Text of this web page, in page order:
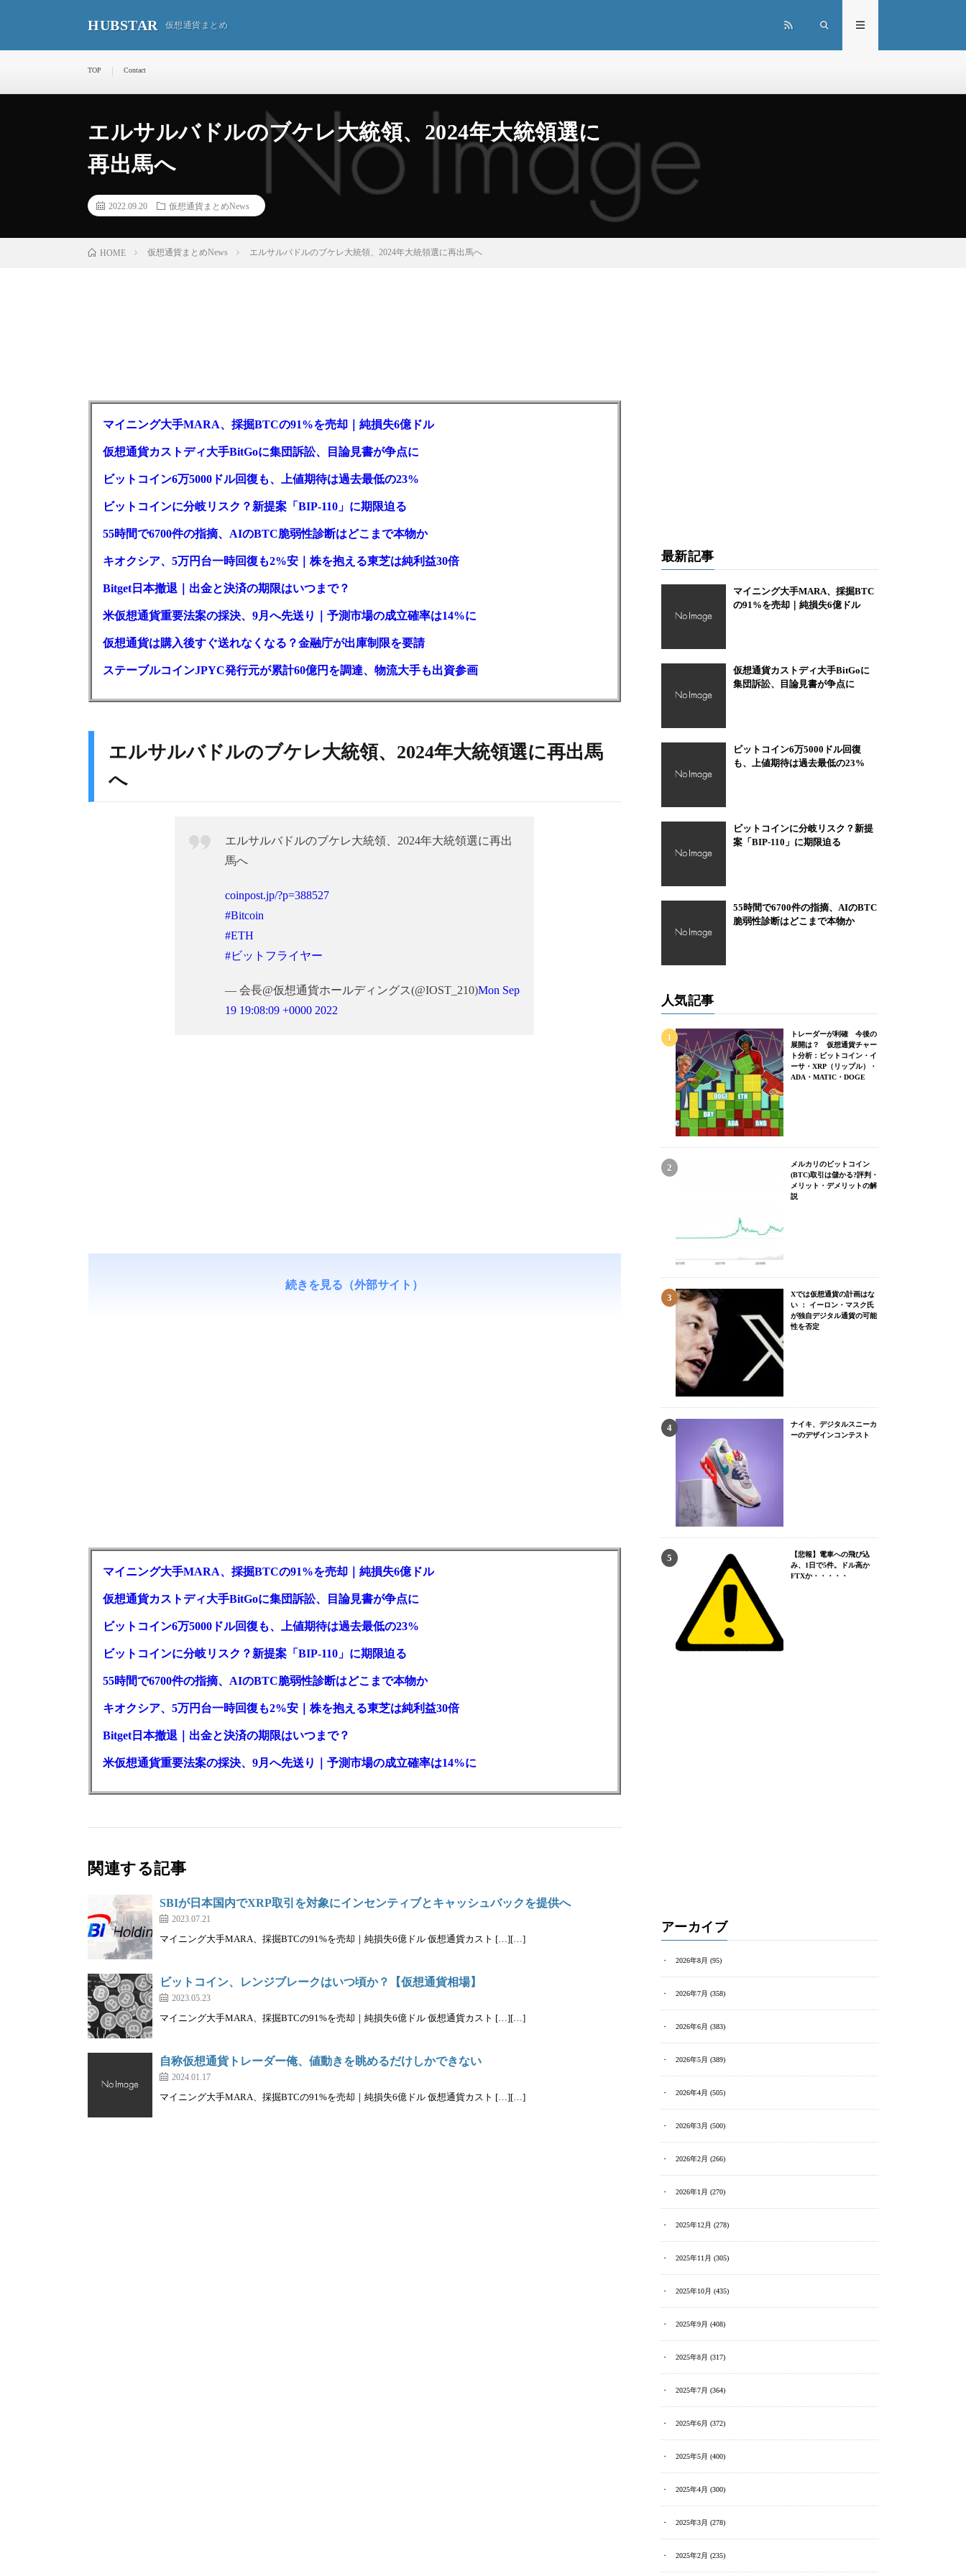
HUBSTAR 仮想通貨まとめ
TOP Contact
エルサルバドルのブケレ大統領、2024年大統領選に
再出馬へ
2022.09.20 仮想通貨まとめNews
HOME 仮想通貨まとめNews エルサルバドルのブケレ大統領、2024年大統領選に再出馬へ
マイニング大手MARA、採掘BTCの91%を売却｜純損失6億ドル
仮想通貨カストディ大手BitGoに集団訴訟、目論見書が争点に
ビットコイン6万5000ドル回復も、上値期待は過去最低の23%
ビットコインに分岐リスク？新提案「BIP-110」に期限迫る
55時間で6700件の指摘、AIのBTC脆弱性診断はどこまで本物か
キオクシア、5万円台一時回復も2%安｜株を抱える東芝は純利益30倍
Bitget日本撤退｜出金と決済の期限はいつまで？
米仮想通貨重要法案の採決、9月へ先送り｜予測市場の成立確率は14%に
仮想通貨は購入後すぐ送れなくなる？金融庁が出庫制限を要請
ステーブルコインJPYC発行元が累計60億円を調達、物流大手も出資参画
エルサルバドルのブケレ大統領、2024年大統領選に再出馬
へ
エルサルバドルのブケレ大統領、2024年大統領選に再出
馬へ
coinpost.jp/?p=388527
#Bitcoin
#ETH
#ビットフライヤー
— 会長@仮想通貨ホールディングス(@IOST_210)Mon Sep
19 19:08:09 +0000 2022
続きを見る（外部サイト）
マイニング大手MARA、採掘BTCの91%を売却｜純損失6億ドル
仮想通貨カストディ大手BitGoに集団訴訟、目論見書が争点に
ビットコイン6万5000ドル回復も、上値期待は過去最低の23%
ビットコインに分岐リスク？新提案「BIP-110」に期限迫る
55時間で6700件の指摘、AIのBTC脆弱性診断はどこまで本物か
キオクシア、5万円台一時回復も2%安｜株を抱える東芝は純利益30倍
Bitget日本撤退｜出金と決済の期限はいつまで？
米仮想通貨重要法案の採決、9月へ先送り｜予測市場の成立確率は14%に
関連する記事
SBIが日本国内でXRP取引を対象にインセンティブとキャッシュバックを提供へ
2023.07.21
マイニング大手MARA、採掘BTCの91%を売却｜純損失6億ドル 仮想通貨カスト […][…]
ビットコイン、レンジブレークはいつ頃か？【仮想通貨相場】
2023.05.23
マイニング大手MARA、採掘BTCの91%を売却｜純損失6億ドル 仮想通貨カスト […][…]
自称仮想通貨トレーダー俺、値動きを眺めるだけしかできない
2024.01.17
マイニング大手MARA、採掘BTCの91%を売却｜純損失6億ドル 仮想通貨カスト […][…]
最新記事
マイニング大手MARA、採掘BTC
の91%を売却｜純損失6億ドル
仮想通貨カストディ大手BitGoに
集団訴訟、目論見書が争点に
ビットコイン6万5000ドル回復
も、上値期待は過去最低の23%
ビットコインに分岐リスク？新提
案「BIP-110」に期限迫る
55時間で6700件の指摘、AIのBTC
脆弱性診断はどこまで本物か
人気記事
トレーダーが利確 今後の
展開は？ 仮想通貨チャー
ト分析：ビットコイン・イ
ーサ・XRP（リップル）・
ADA・MATIC・DOGE
メルカリのビットコイン
(BTC)取引は儲かる?評判・
メリット・デメリットの解
説
Xでは仮想通貨の計画はな
い ： イーロン・マスク氏
が独自デジタル通貨の可能
性を否定
ナイキ、デジタルスニーカ
ーのデザインコンテスト
【悲報】電車への飛び込
み、1日で5件。ドル高か
FTXか・・・・・
アーカイブ
2026年8月 (95)
2026年7月 (358)
2026年6月 (383)
2026年5月 (389)
2026年4月 (505)
2026年3月 (500)
2026年2月 (266)
2026年1月 (270)
2025年12月 (278)
2025年11月 (305)
2025年10月 (435)
2025年9月 (408)
2025年8月 (317)
2025年7月 (364)
2025年6月 (372)
2025年5月 (400)
2025年4月 (300)
2025年3月 (278)
2025年2月 (235)